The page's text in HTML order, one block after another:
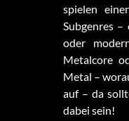
spielen
Subgenres –
oder
Metalcore
Metal –
auf – da
dabei sein!